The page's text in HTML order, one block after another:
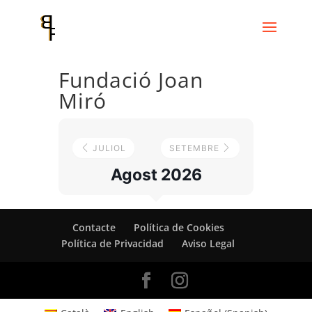
Fundació Joan
Miró
JULIOL
Agost 2026
SETEMBRE
Contacte
Política de Cookies
Política de Privacidad
Aviso Legal